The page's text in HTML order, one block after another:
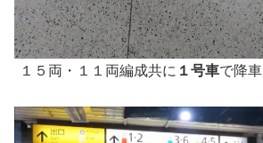
１５両・１１両編成共に １号車で降車